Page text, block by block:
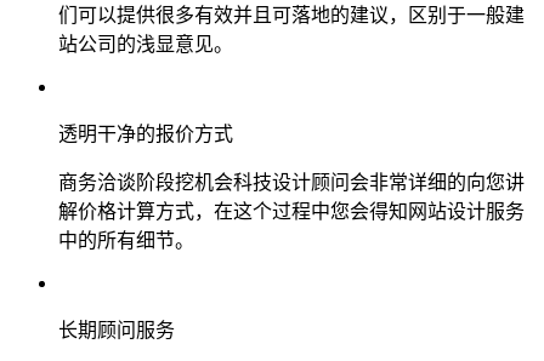
们可以提供很多有效并且可落地的建议，区别于一般建
站公司的浅显意见。
透明干净的报价方式
商务洽谈阶段挖机会科技设计顾问会非常详细的向您讲
解价格计算方式，在这个过程中您会得知网站设计服务
中的所有细节。
长期顾问服务